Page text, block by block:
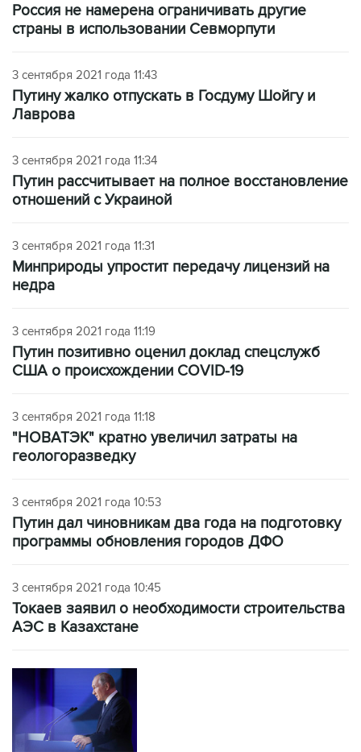
Россия не намерена ограничивать другие
страны в использовании Севморпути
3 сентября 2021 года 11:43
Путину жалко отпускать в Госдуму Шойгу и
Лаврова
3 сентября 2021 года 11:34
Путин рассчитывает на полное восстановление
отношений с Украиной
3 сентября 2021 года 11:31
Минприроды упростит передачу лицензий на
недра
3 сентября 2021 года 11:19
Путин позитивно оценил доклад спецслужб
США о происхождении COVID-19
3 сентября 2021 года 11:18
"НОВАТЭК" кратно увеличил затраты на
геологоразведку
3 сентября 2021 года 10:53
Путин дал чиновникам два года на подготовку
программы обновления городов ДФО
3 сентября 2021 года 10:45
Токаев заявил о необходимости строительства
АЭС в Казахстане